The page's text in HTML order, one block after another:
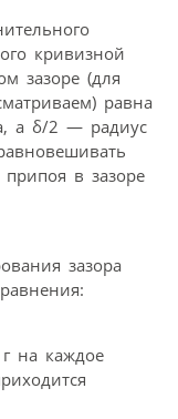
кривизной
зазоре (для
равна
а δ/2 — радиус
припоя в зазоре
зазора
на каждое